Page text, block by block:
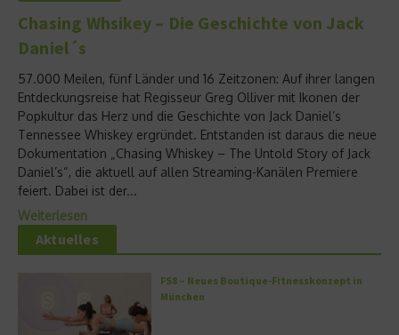
Chasing Whsikey – Die Geschichte von Jack
Daniel´s
57.000 Meilen, fünf Länder und 16 Zeitzonen: Auf ihrer langen
Entdeckungsreise hat Regisseur Greg Olliver mit Ikonen der
Popkultur das Herz und die Geschichte von Jack Daniel’s
Tennessee Whiskey ergründet. Entstanden ist daraus die neue
Dokumentation „Chasing Whiskey – The Untold Story of Jack
Daniel’s“, die aktuell auf allen Streaming-Kanälen Premiere
feiert. Dabei ist der...
Weiterlesen
Aktuelles
FS8 – Neues Boutique-Fitnesskonzept in
München